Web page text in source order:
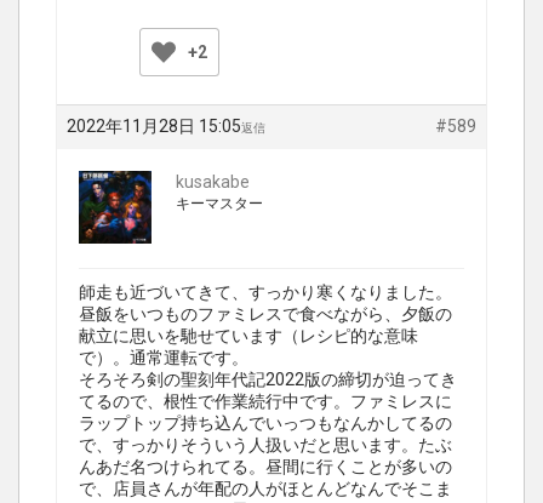
+2
2022年11月28日 15:05 #589
返信
kusakabe
キーマスター
師走も近づいてきて、すっかり寒くなりました。
昼飯をいつものファミレスで食べながら、夕飯の
献立に思いを馳せています（レシピ的な意味
で）。通常運転です。
そろそろ剣の聖刻年代記2022版の締切が迫ってき
てるので、根性で作業続行中です。ファミレスに
ラップトップ持ち込んでいっつもなんかしてるの
で、すっかりそういう人扱いだと思います。たぶ
んあだ名つけられてる。昼間に行くことが多いの
で、店員さんが年配の人がほとんどなんでそこま